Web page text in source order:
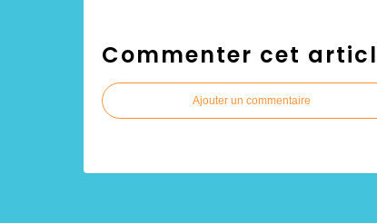
Commenter cet
Ajouter un commentaire